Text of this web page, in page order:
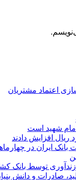
اعتماد مشتریان
شهید است